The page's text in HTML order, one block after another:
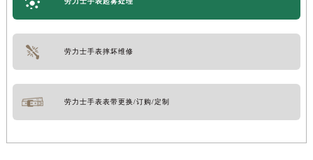
劳力士手表摔坏维修
劳力士手表表带更换/订购/定制